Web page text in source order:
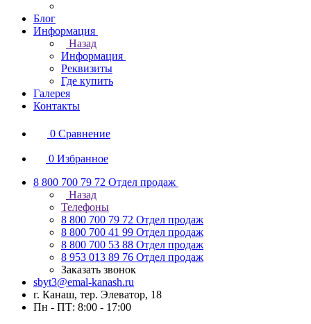
Блог
Информация
Назад
Информация
Реквизиты
Где купить
Галерея
Контакты
0 Сравнение
0 Избранное
8 800 700 79 72 Отдел продаж
Назад
Телефоны
8 800 700 79 72 Отдел продаж
8 800 700 41 99 Отдел продаж
8 800 700 53 88 Отдел продаж
8 953 013 89 76 Отдел продаж
Заказать звонок
sbyt3@emal-kanash.ru
г. Канаш, тер. Элеватор, 18
Пн - ПТ: 8:00 - 17:00